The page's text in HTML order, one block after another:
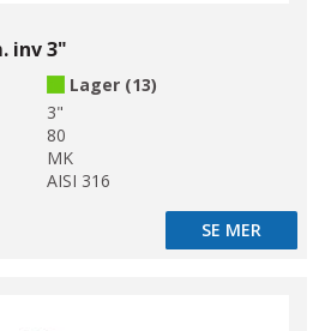
inv 3"
Lager (13)
3"
80
MK
AISI 316
SE MER
SE MER